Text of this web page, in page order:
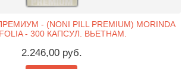
- (NONI PILL PREMIUM) MORINDA
- 300 КАПСУЛ. ВЬЕТНАМ.
2.246,00 руб.